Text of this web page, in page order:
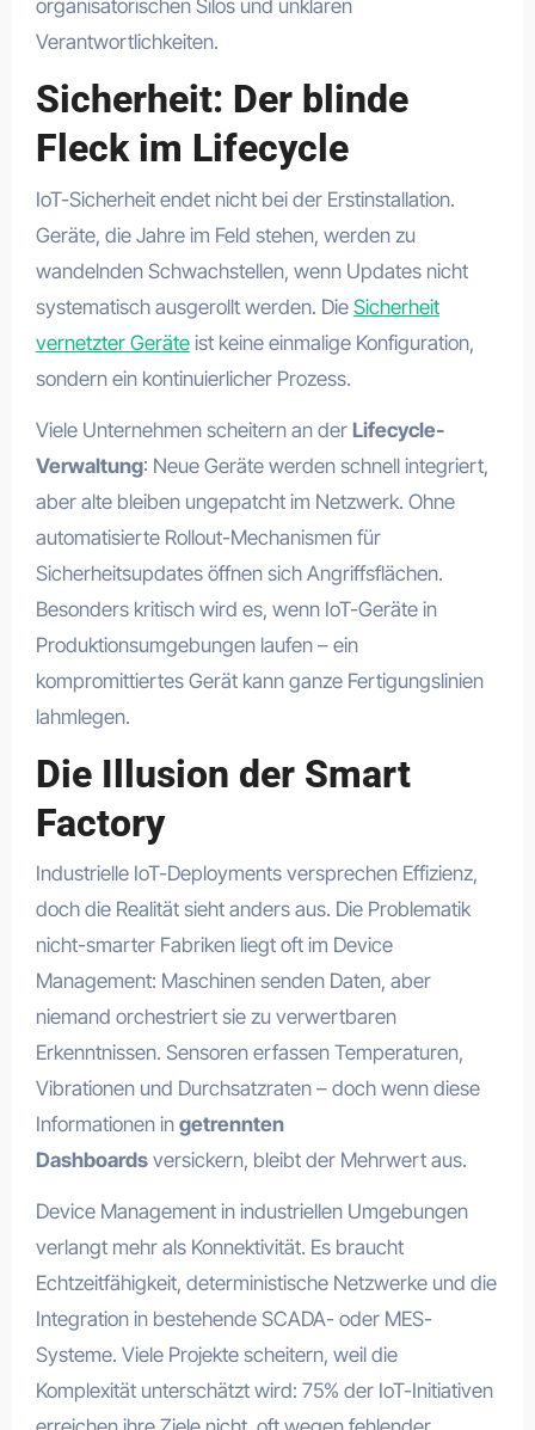
organisatorischen Silos und unklaren
Verantwortlichkeiten.
Sicherheit: Der blinde
Fleck im Lifecycle
IoT-Sicherheit endet nicht bei der Erstinstallation.
Geräte, die Jahre im Feld stehen, werden zu
wandelnden Schwachstellen, wenn Updates nicht
systematisch ausgerollt werden. Die Sicherheit
vernetzter Geräteist keine einmalige Konfiguration,
sondern ein kontinuierlicher Prozess.
Viele Unternehmen scheitern an der Lifecycle-
Verwaltung: Neue Geräte werden schnell integriert,
aber alte bleiben ungepatcht im Netzwerk. Ohne
automatisierte Rollout-Mechanismen für
Sicherheitsupdates öffnen sich Angriffsflächen.
Besonders kritisch wird es, wenn IoT-Geräte in
Produktionsumgebungen laufen – ein
kompromittiertes Gerät kann ganze Fertigungslinien
lahmlegen.
Die Illusion der Smart
Factory
Industrielle IoT-Deployments versprechen Effizienz,
doch die Realität sieht anders aus. Die Problematik
nicht-smarter Fabriken liegt oft im Device
Management: Maschinen senden Daten, aber
niemand orchestriert sie zu verwertbaren
Erkenntnissen. Sensoren erfassen Temperaturen,
Vibrationen und Durchsatzraten – doch wenn diese
Informationen in getrennten
Dashboardsversickern, bleibt der Mehrwert aus.
Device Management in industriellen Umgebungen
verlangt mehr als Konnektivität. Es braucht
Echtzeitfähigkeit, deterministische Netzwerke und die
Integration in bestehende SCADA- oder MES-
Systeme. Viele Projekte scheitern, weil die
Komplexität unterschätzt wird: 75% der IoT-Initiativen